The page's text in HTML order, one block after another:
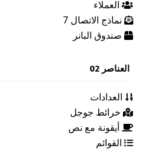
العملاء
نماذج الاتصال 7
صندوق البانر
العناصر 02
العدادات
خرائط جوجل
أيقونة مع نص
القوائم